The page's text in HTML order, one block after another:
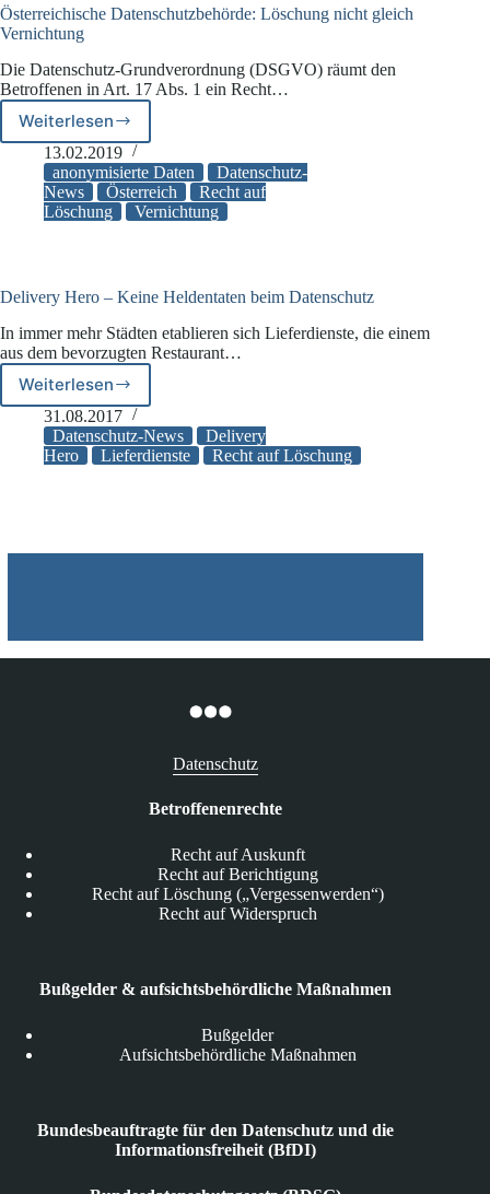
Tonne
Österreichische Datenschutzbehörde: Löschung nicht gleich
Vernichtung
Die Datenschutz-Grundverordnung (DSGVO) räumt den
Betroffenen in Art. 17 Abs. 1 ein Recht…
WeiterlesenÖsterreichische
Datenschutzbehörde:
Löschung
nicht
gleich
13.02.2019
anonymisierte Daten
Datenschutz-
News
Österreich
Recht auf
Löschung
Vernichtung
Delivery Hero – Keine Heldentaten beim Datenschutz
In immer mehr Städten etablieren sich Lieferdienste, die einem
aus dem bevorzugten Restaurant…
Weiterlesen
Delivery
Hero
–
Keine
31.08.2017
Datenschutz-News
Delivery
Hero
Lieferdienste Recht auf Löschung
Datenschutz
Betroffenenrechte
Recht auf Auskunft
Recht auf Berichtigung
Recht auf Löschung („Vergessenwerden“)
Recht auf Widerspruch
Bußgelder & aufsichtsbehördliche Maßnahmen
Bußgelder
Aufsichtsbehördliche Maßnahmen
Bundesbeauftragte für den Datenschutz und die
Informationsfreiheit (BfDI)